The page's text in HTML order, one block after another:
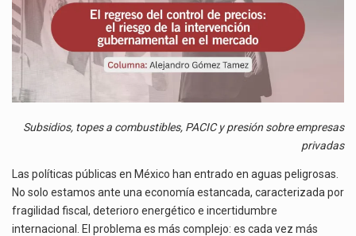
INTERVENCIÓN
GUBERNAMENTAL
EN
EL
MERCADO
Subsidios, topes a combustibles, PACIC y presión sobre empresas
privadas
Las políticas públicas en México han entrado en aguas peligrosas.
No solo estamos ante una economía estancada, caracterizada por
fragilidad fiscal, deterioro energético e incertidumbre
internacional. El problema es más complejo: es cada vez más